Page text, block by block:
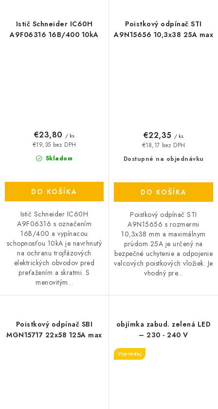
Istič Schneider IC60H
A9F06316 16B/400 10kA
Skladom
€19,35 bez DPH
€23,80 / ks
DO KOŠÍKA
Istič Schneider IC60H
A9F06316 s označením
16B/400 a vypínacou
schopnosťou 10kA je navrhnutý
na ochranu trojfázových
elektrických obvodov pred
preťažením a skratmi. S
menovitým...
Poistkový odpínač STI
A9N15656 10,3x38 25A max
Dostupné na objednávku
€18,17 bez DPH
€22,35 / ks
DO KOŠÍKA
Poistkový odpínač STI
A9N15656 s rozmermi
10,3x38 mm a maximálnym
prúdom 25A je určený na
bezpečné uchytenie a odpojenie
valcových poistkových vložiek. Je
vhodný pre...
Poistkový odpínač SBI
MGN15717 22x58 125A max
objímka zabud. zelená LED
– 230 - 240 V
Výpredaj